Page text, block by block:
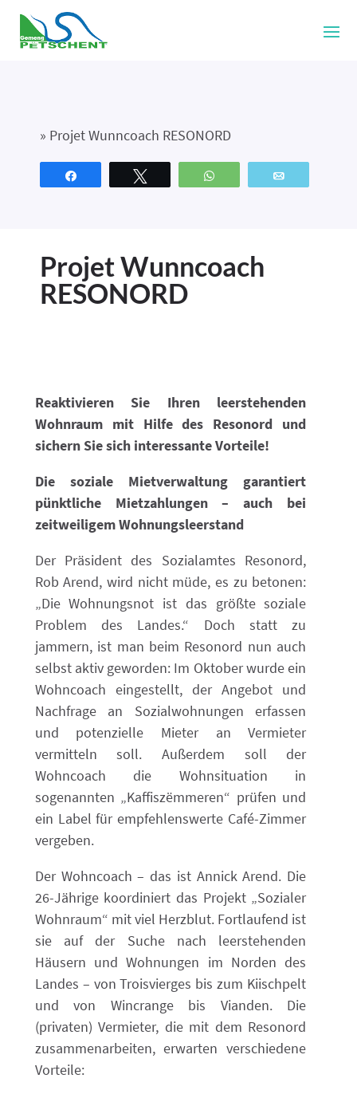
» Projet Wunncoach RESONORD
WhatsApp
Projet Wunncoach
RESONORD
Reaktivieren Sie Ihren leerstehenden
Wohnraum mit Hilfe des Resonord und
sichern Sie sich interessante Vorteile!
Die soziale Mietverwaltung garantiert
pünktliche Mietzahlungen – auch bei
zeitweiligem Wohnungsleerstand
Der Präsident des Sozialamtes Resonord,
Rob Arend, wird nicht müde, es zu betonen:
„Die Wohnungsnot ist das größte soziale
Problem des Landes.“ Doch statt zu
jammern, ist man beim Resonord nun auch
selbst aktiv geworden: Im Oktober wurde ein
Wohncoach eingestellt, der Angebot und
Nachfrage an Sozialwohnungen erfassen
und potenzielle Mieter an Vermieter
vermitteln soll. Außerdem soll der
Wohncoach die Wohnsituation in
sogenannten „Kaffiszëmmeren“ prüfen und
ein Label für empfehlenswerte Café-Zimmer
vergeben.
Der Wohncoach – das ist Annick Arend. Die
26-Jährige koordiniert das Projekt „Sozialer
Wohnraum“ mit viel Herzblut. Fortlaufend ist
sie auf der Suche nach leerstehenden
Häusern und Wohnungen im Norden des
Landes – von Troisvierges bis zum Kiischpelt
und von Wincrange bis Vianden. Die
(privaten) Vermieter, die mit dem Resonord
zusammenarbeiten, erwarten verschiedene
Vorteile: